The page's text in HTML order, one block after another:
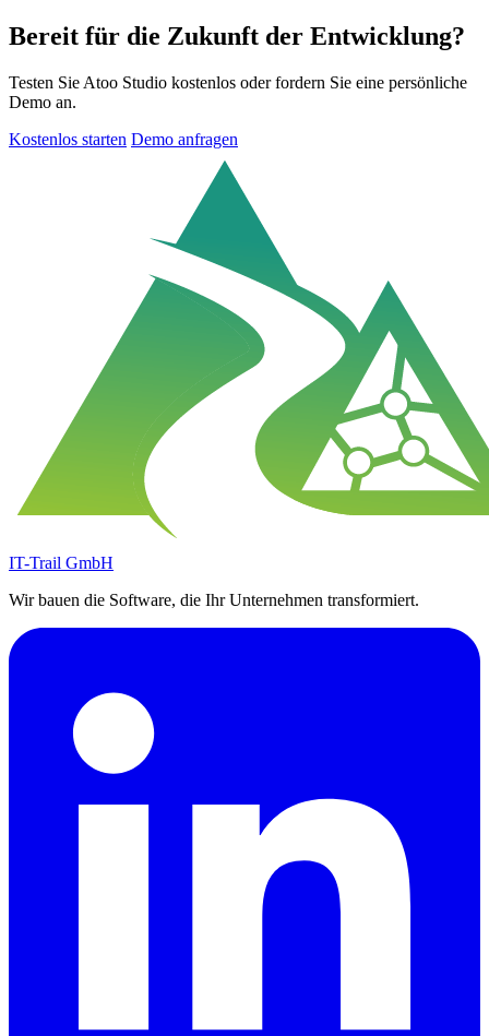
Bereit für die Zukunft der Entwicklung?
Testen Sie Atoo Studio kostenlos oder fordern Sie eine persönliche
Demo an.
Kostenlos starten Demo anfragen
IT-Trail GmbH
Wir bauen die Software, die Ihr Unternehmen transformiert.